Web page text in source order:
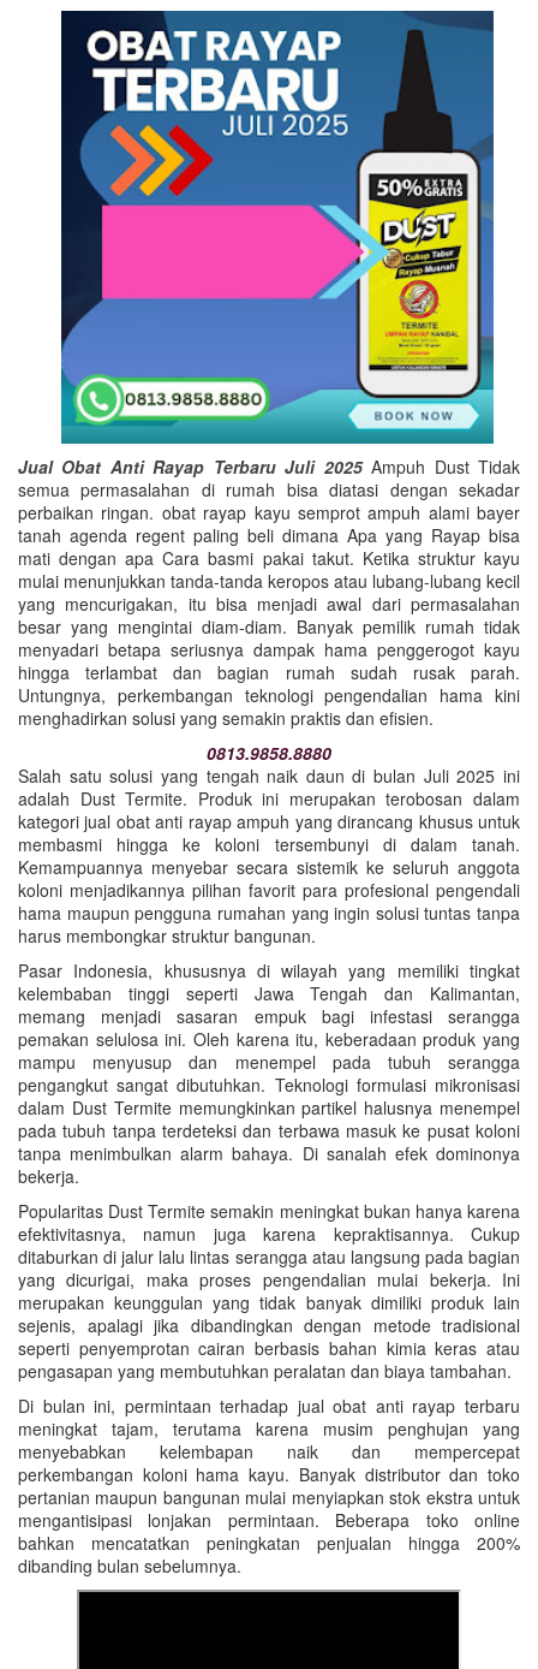
Jual Obat Anti Rayap Terbaru Juli 2025Ampuh Dust Tidak
semua permasalahan di rumah bisa diatasi dengan sekadar
perbaikan ringan. obat rayap kayu semprot ampuh alami bayer
tanah agenda regent paling beli dimana Apa yang Rayap bisa
mati dengan apa Cara basmi pakai takut. Ketika struktur kayu
mulai menunjukkan tanda-tanda keropos atau lubang-lubang kecil
yang mencurigakan, itu bisa menjadi awal dari permasalahan
besar yang mengintai diam-diam. Banyak pemilik rumah tidak
menyadari betapa seriusnya dampak hama penggerogot kayu
hingga terlambat dan bagian rumah sudah rusak parah.
Untungnya, perkembangan teknologi pengendalian hama kini
menghadirkan solusi yang semakin praktis dan efisien.
0813.9858.8880
Salah satu solusi yang tengah naik daun di bulan Juli 2025 ini
adalah Dust Termite. Produk ini merupakan terobosan dalam
kategori jual obat anti rayap ampuh yang dirancang khusus untuk
membasmi hingga ke koloni tersembunyi di dalam tanah.
Kemampuannya menyebar secara sistemik ke seluruh anggota
koloni menjadikannya pilihan favorit para profesional pengendali
hama maupun pengguna rumahan yang ingin solusi tuntas tanpa
harus membongkar struktur bangunan.
Pasar Indonesia, khususnya di wilayah yang memiliki tingkat
kelembaban tinggi seperti Jawa Tengah dan Kalimantan,
memang menjadi sasaran empuk bagi infestasi serangga
pemakan selulosa ini. Oleh karena itu, keberadaan produk yang
mampu menyusup dan menempel pada tubuh serangga
pengangkut sangat dibutuhkan. Teknologi formulasi mikronisasi
dalam Dust Termite memungkinkan partikel halusnya menempel
pada tubuh tanpa terdeteksi dan terbawa masuk ke pusat koloni
tanpa menimbulkan alarm bahaya. Di sanalah efek dominonya
bekerja.
Popularitas Dust Termite semakin meningkat bukan hanya karena
efektivitasnya, namun juga karena kepraktisannya. Cukup
ditaburkan di jalur lalu lintas serangga atau langsung pada bagian
yang dicurigai, maka proses pengendalian mulai bekerja. Ini
merupakan keunggulan yang tidak banyak dimiliki produk lain
sejenis, apalagi jika dibandingkan dengan metode tradisional
seperti penyemprotan cairan berbasis bahan kimia keras atau
pengasapan yang membutuhkan peralatan dan biaya tambahan.
Di bulan ini, permintaan terhadap jual obat anti rayap terbaru
meningkat tajam, terutama karena musim penghujan yang
menyebabkan kelembapan naik dan mempercepat
perkembangan koloni hama kayu. Banyak distributor dan toko
pertanian maupun bangunan mulai menyiapkan stok ekstra untuk
mengantisipasi lonjakan permintaan. Beberapa toko online
bahkan mencatatkan peningkatan penjualan hingga 200%
dibanding bulan sebelumnya.